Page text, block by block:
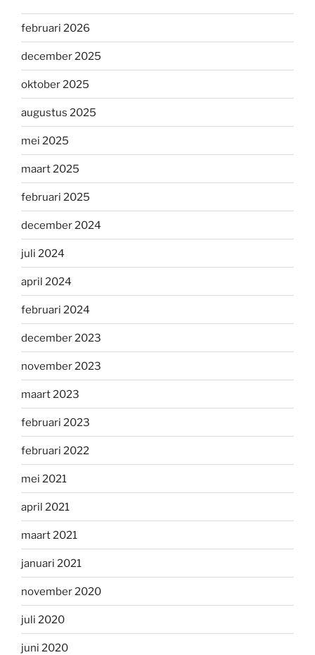
februari 2026
december 2025
oktober 2025
augustus 2025
mei 2025
maart 2025
februari 2025
december 2024
juli 2024
april 2024
februari 2024
december 2023
november 2023
maart 2023
februari 2023
februari 2022
mei 2021
april 2021
maart 2021
januari 2021
november 2020
juli 2020
juni 2020